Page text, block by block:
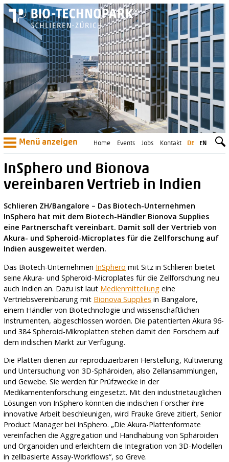
Menü anzeigen DE EN
Home Events Jobs Kontakt
InSphero und Bionova
vereinbaren Vertrieb in Indien
Schlieren ZH/Bangalore – Das Biotech-Unternehmen
InSphero hat mit dem Biotech-Händler Bionova Supplies
eine Partnerschaft vereinbart. Damit soll der Vertrieb von
Akura- und Spheroid-Microplates für die Zellforschung auf
Indien ausgeweitet werden.
Das Biotech-Unternehmen InSphero mit Sitz in Schlieren bietet
seine Akura- und Spheroid-Microplates für die Zellforschung neu
auch Indien an. Dazu ist laut Medienmitteilung eine
Vertriebsvereinbarung mit Bionova Supplies in Bangalore,
einem Händler von Biotechnologie und wissenschaftlichen
Instrumenten, abgeschlossen worden. Die patentierten Akura 96-
und 384 Spheroid-Mikroplatten stehen damit den Forschern auf
dem indischen Markt zur Verfügung.
Die Platten dienen zur reproduzierbaren Herstellung, Kultivierung
und Untersuchung von 3D-Sphäroiden, also Zellansammlungen,
und Gewebe. Sie werden für Prüfzwecke in der
Medikamentenforschung eingesetzt. Mit den industrietauglichen
Lösungen von InSphero könnten die indischen Forscher ihre
innovative Arbeit beschleunigen, wird Frauke Greve zitiert, Senior
Product Manager bei InSphero. „Die Akura-Plattenformate
vereinfachen die Aggregation und Handhabung von Sphäroiden
und Organoiden und erleichtern die Integration von 3D-Modellen
in zellbasierte Assay-Workflows“, so Greve.